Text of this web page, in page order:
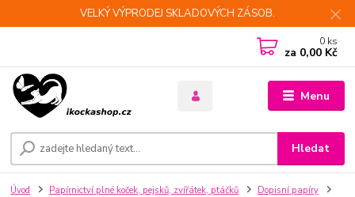
VELKÝ VÝPRODEJ SKLADOVÝCH ZÁSOB.
Menu
Hledat
0 ks
za 0,00 Kč
Úvod Papírnictví plné koček, pejsků, zvířátek, ptáčků
Dopisní papíry